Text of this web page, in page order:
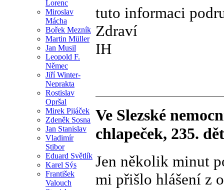
Lorenc
Miroslav
Mácha
Bořek Mezník
Martin Müller
Jan Musil
Leopold F.
Němec
Jiří Winter-
Neprakta
Rostislav
Opršal
Mirek Pijáček
Zdeněk Sosna
Jan Stanislav
Vladimír
Stibor
Eduard Světlík
Karel Sýs
František
Valouch
tuto informaci
Zdraví
IH
Ve Slezské
chlapeček, 235.
Jen několik minut
mi přišlo hlášení z